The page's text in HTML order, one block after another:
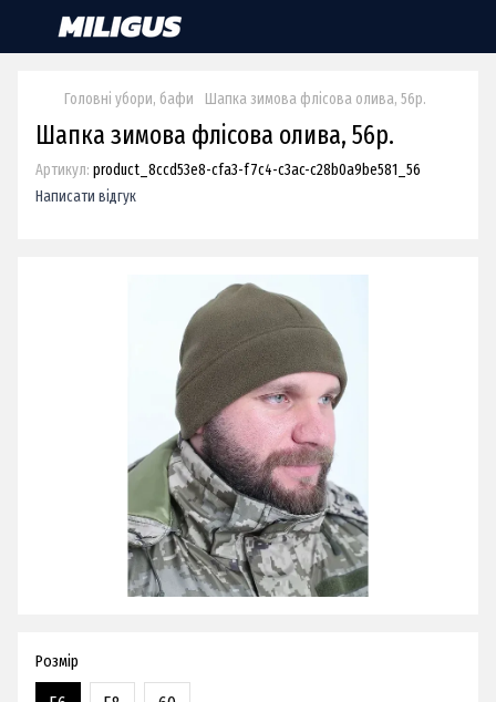
Головні убори, бафи Шапка зимова флісова олива, 56p.
Шапка зимова флісова олива, 56p.
Артикул: product_8ccd53e8-cfa3-f7c4-c3ac-c28b0a9be581_56
Написати відгук
Розмір